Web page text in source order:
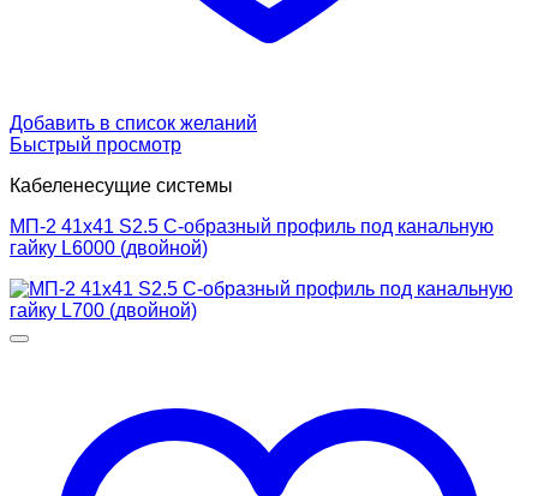
Добавить в список желаний
Быстрый просмотр
Кабеленесущие системы
МП-2 41х41 S2.5 С-образный профиль под канальную
гайку L6000 (двойной)